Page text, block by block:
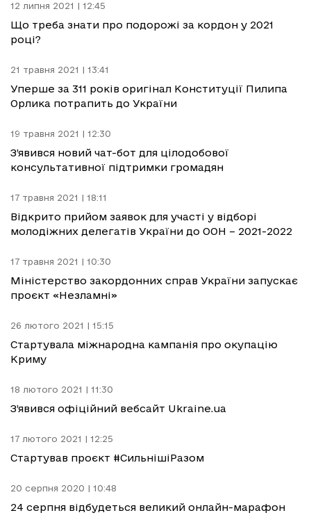
12 липня 2021 | 12:45
Що треба знати про подорожі за кордон у 2021
році?
21 травня 2021 | 13:41
Уперше за 311 років оригінал Конституції Пилипа
Орлика потрапить до України
19 травня 2021 | 12:30
З’явився новий чат-бот для цілодобової
консультативної підтримки громадян
17 травня 2021 | 18:11
Відкрито прийом заявок для участі у відборі
молодіжних делегатів України до ООН – 2021-2022
17 травня 2021 | 10:30
Міністерство закордонних справ України запускає
проєкт «Незламні»
26 лютого 2021 | 15:15
Стартувала міжнародна кампанія про окупацію
Криму
18 лютого 2021 | 11:30
З’явився офіційний вебсайт Ukraine.ua
17 лютого 2021 | 12:25
Стартував проєкт #СильнішіРазом
20 серпня 2020 | 10:48
24 серпня відбудеться великий онлайн-марафон